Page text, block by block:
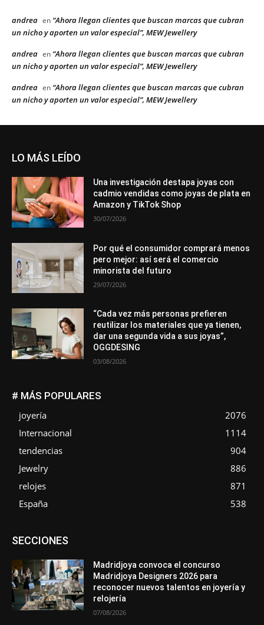
andrea en “Ahora llegan clientes que buscan marcas que cubran
un nicho y aporten un valor especial”, MEW Jewellery
andrea en “Ahora llegan clientes que buscan marcas que cubran
un nicho y aporten un valor especial”, MEW Jewellery
andrea en “Ahora llegan clientes que buscan marcas que cubran
un nicho y aporten un valor especial”, MEW Jewellery
LO MÁS LEÍDO
Una investigación destapa joyas con
cadmio vendidas como joyas de plata en
Amazon y TikTok Shop
30/07/2026
Por qué el consumidor comprará menos
pero mejor: así será el comercio
minorista del futuro
29/07/2026
“Cada vez más personas prefieren
reutilizar los materiales que ya tienen,
dar una segunda vida a sus joyas”,
OGGDESING
03/08/2026
# MÁS POPULARES
joyería
2076
Internacional
1114
tendencias
904
Jewelry
886
relojes
871
España
538
SECCIONESAsociaciones
Entrevistas
Mundo Técnico
Novedades Opiniones
Perspectiva
Premios
Secciones Sin categoría
Más
Madridjoya convoca el concurso
Madridjoya Designers 2026 para
reconocer nuevos talentos en joyería y
relojería
07/08/2026